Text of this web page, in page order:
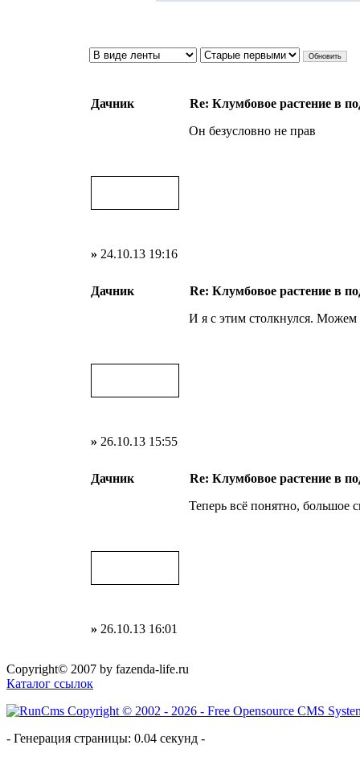
Дачник
Re: Клумбовое растение в
Он безусловно не прав
» 24.10.13 19:16
Дачник
Re: Клумбовое растение в
И я с этим столкнулся. Можем
» 26.10.13 15:55
Дачник
Re: Клумбовое растение в
Теперь всё понятно, большое
» 26.10.13 16:01
Copyright© 2007 by fazenda-life.ru
Каталог ссылок
- Генерация страницы: 0.04 секунд -